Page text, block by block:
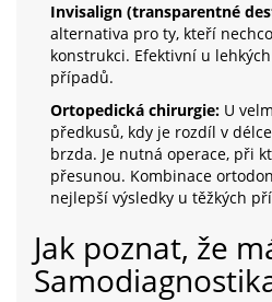
Invisalign (transparentné
alternativa pro ty, kteří
konstrukci. Efektivní u
případů.
Ortopedická chirurgie: U
předkusů, kdy je rozdíl v
brzda. Je nutná operace, při
přesunou. Kombinace
nejlepší výsledky u těžkých
Jak poznat, že